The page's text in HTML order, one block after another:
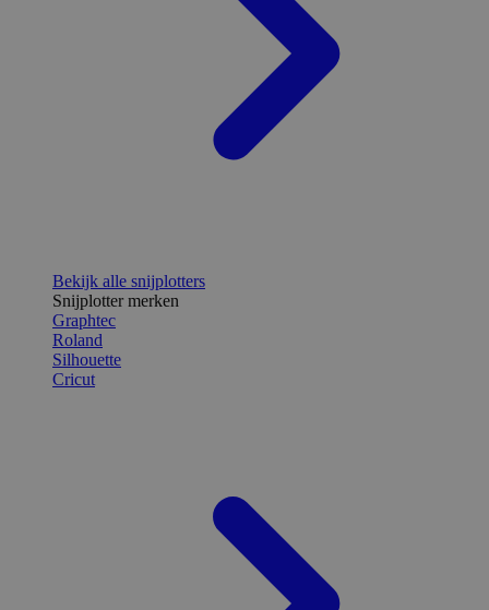
Bekijk alle snijplotters
Snijplotter merken
Graphtec
Roland
Silhouette
Cricut